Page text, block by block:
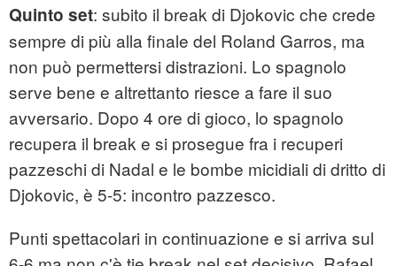
Quinto set: subito il break di Djokovic che crede
sempre di più alla finale del Roland Garros, ma
non può permettersi distrazioni. Lo spagnolo
serve bene e altrettanto riesce a fare il suo
avversario. Dopo 4 ore di gioco, lo spagnolo
recupera il break e si prosegue fra i recuperi
pazzeschi di Nadal e le bombe micidiali di dritto di
Djokovic, è 5-5: incontro pazzesco.
Punti spettacolari in continuazione e si arriva sul